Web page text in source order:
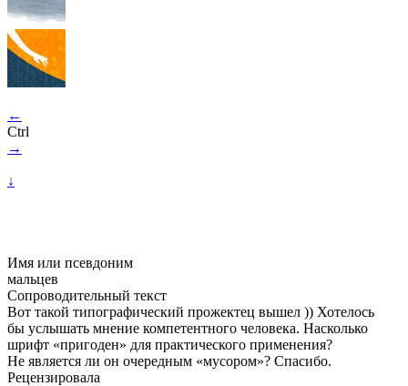
←
Ctrl
→
↓
Имя или псевдоним
мальцев
Сопроводительный текст
Вот такой типографический прожектец вышел )) Хотелось
бы услышать мнение компетентного человека. Насколько
шрифт «пригоден» для практического применения?
Не является ли он очередным «мусором»? Спасибо.
Рецензировала